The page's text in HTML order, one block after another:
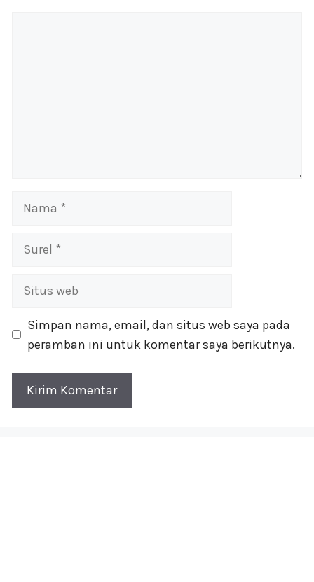
Nama
Surel
Situs
Simpan nama, email, dan situs web saya pada
peramban ini untuk komentar saya berikutnya.